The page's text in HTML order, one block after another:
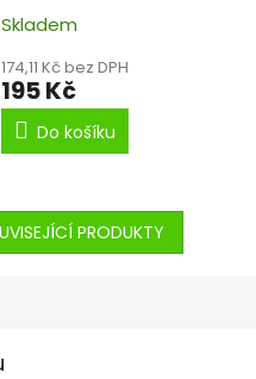
Skladem
174,11 Kč bez DPH
195 Kč
Do košíku
PRODUKTY